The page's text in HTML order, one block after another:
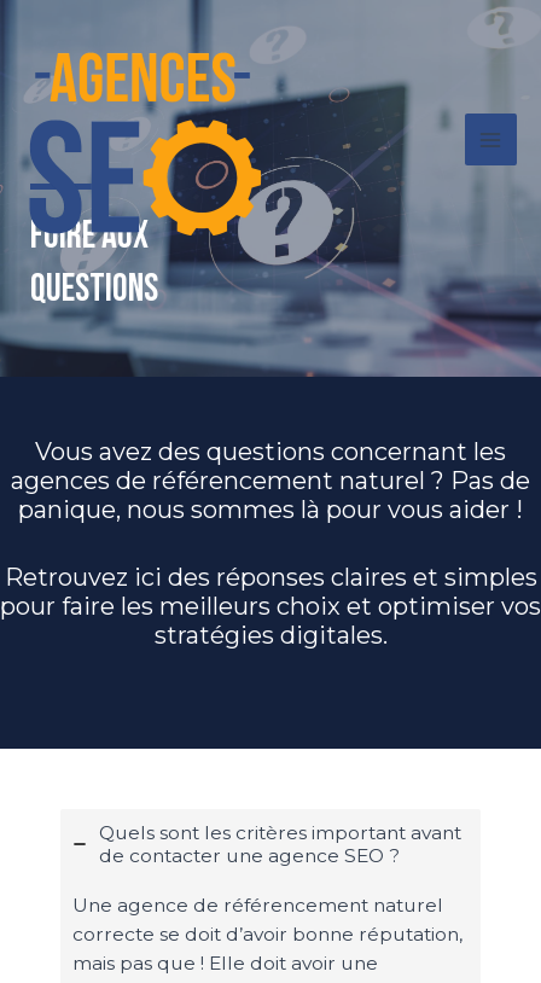
contenu
Foire aux
questions
Vous avez des questions concernant les
agences de référencement naturel ? Pas de
panique, nous sommes là pour vous aider !
Retrouvez ici des réponses claires et simples
pour faire les meilleurs choix et optimiser vos
stratégies digitales.
Quels sont les critères important avant
de contacter une agence SEO ?
Une agence de référencement naturel
correcte se doit d’avoir bonne réputation,
mais pas que ! Elle doit avoir une